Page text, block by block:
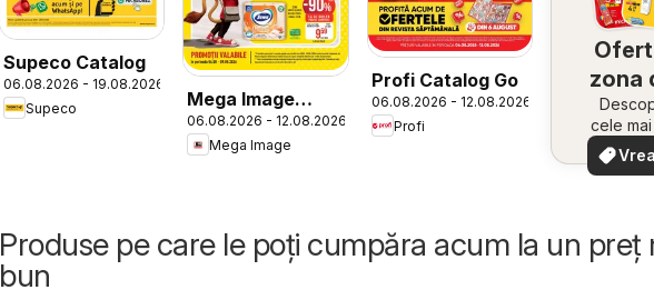
Supeco Catalog
06.08.2026 - 19.08.2026
Supeco
Mega Image
Catalog
06.08.2026 - 12.08.2026
Mega Image
Profi Catalog Go
06.08.2026 - 12.08.2026
Profi
zona
cele
oferte
văd
Produse pe care le poți cumpăra acum la un preț
bun